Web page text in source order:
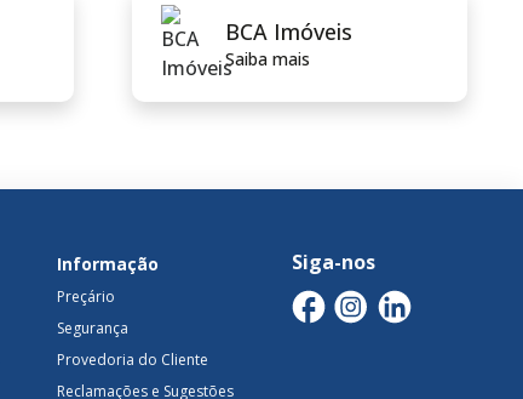
BCA Imóveis
Saiba mais
Informação
Preçário
Segurança
Provedoria do Cliente
Reclamações e Sugestões
Siga-nos